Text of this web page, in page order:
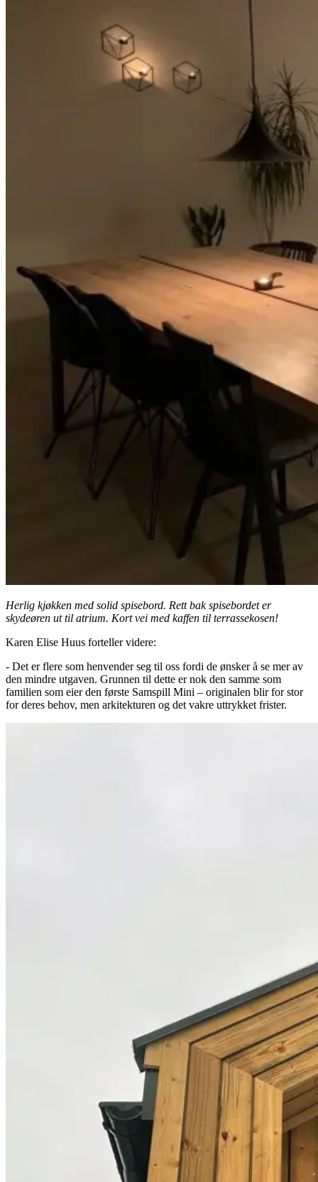
Herlig kjøkken med solid spisebord. Rett bak spisebordet er
skydeøren ut til atrium. Kort vei med kaffen til terrassekosen!
Karen Elise Huus forteller videre:
- Det er flere som henvender seg til oss fordi de ønsker å se mer av
den mindre utgaven. Grunnen til dette er nok den samme som
familien som eier den første Samspill Mini – originalen blir for stor
for deres behov, men arkitekturen og det vakre uttrykket frister.